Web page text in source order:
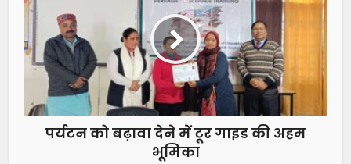
पर्यटन को बढ़ावा देने में टूर गाइड की अहम
भूमिका